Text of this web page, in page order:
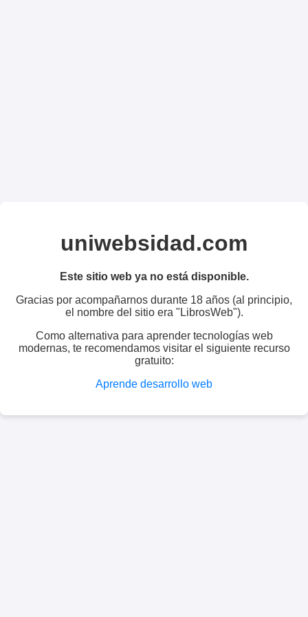
uniwebsidad.com
Este sitio web ya no está disponible.
Gracias por acompañarnos durante 18 años (al principio,
el nombre del sitio era "LibrosWeb").
Como alternativa para aprender tecnologías web
modernas, te recomendamos visitar el siguiente recurso
gratuito:
Aprende desarrollo web